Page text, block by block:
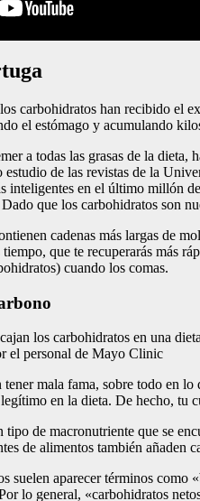
carbohidratos han recibido el
el estómago y acumulando
a todas las grasas de la
de las revistas de la
inteligentes en el último millón
que los carbohidratos son
cadenas más largas de
que te recuperarás más
cuando los comas.
los carbohidratos en una
el personal de Mayo Clinic
mala fama, sobre todo en
en la dieta. De hecho, tu
de macronutriente que se
de alimentos también añaden
suelen aparecer términos
lo general, «carbohidratos